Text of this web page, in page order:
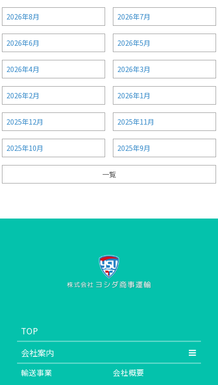
2026年8月 2026年7月
2026年6月 2026年5月
2026年4月 2026年3月
2026年2月 2026年1月
2025年12月 2025年11月
2025年10月 2025年9月
一覧
TOP
会社案内
輸送事業
会社概要